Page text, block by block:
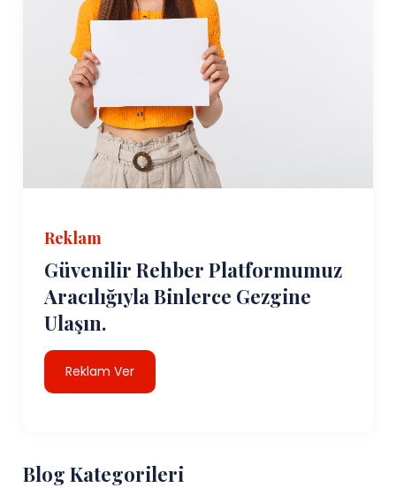
Reklam
Güvenilir Rehber Platformumuz
Aracılığıyla Binlerce Gezgine
Ulaşın.
Reklam Ver
Blog Kategorileri